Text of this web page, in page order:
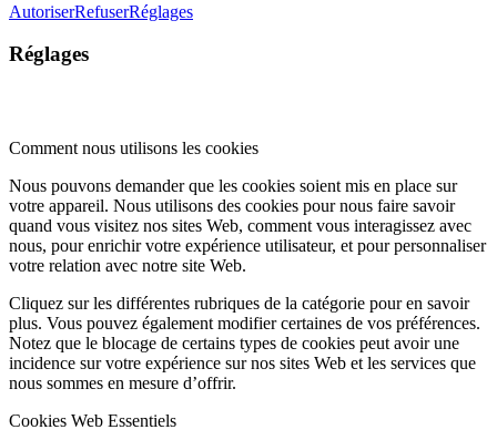
AutoriserRefuserRéglages
Réglages
Comment nous utilisons les cookies
Nous pouvons demander que les cookies soient mis en place sur
votre appareil. Nous utilisons des cookies pour nous faire savoir
quand vous visitez nos sites Web, comment vous interagissez avec
nous, pour enrichir votre expérience utilisateur, et pour personnaliser
votre relation avec notre site Web.
Cliquez sur les différentes rubriques de la catégorie pour en savoir
plus. Vous pouvez également modifier certaines de vos préférences.
Notez que le blocage de certains types de cookies peut avoir une
incidence sur votre expérience sur nos sites Web et les services que
nous sommes en mesure d’offrir.
Cookies Web Essentiels